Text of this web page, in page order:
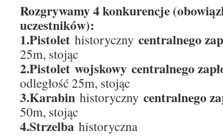
Rozgrywamy 4 konkurencje
uczestników):
1.Pistolet historyczny centralnego
25m, stojąc
2.Pistolet wojskowy centralnego
odległość 25m, stojąc
3.Karabin historyczny centralnego
50m, stojąc
4.Strzelba historyczna